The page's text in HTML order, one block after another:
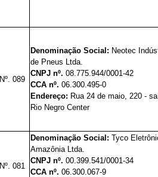
Nº. 089
Denominação Social: Neotec
de Pneus Ltda.
CNPJ nº.08.775.944/0001-42
CCA nº.06.300.495-0
Endereço: Rua 24 de maio, 220 -
Rio Negro Center
Nº. 081
Denominação Social: Tyco
Amazônia Ltda.
CNPJ nº.00.399.541/0001-34
CCA nº.06.300.067-9